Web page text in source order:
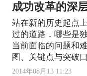
成功改革的深
站在新的历史起点
过的道路，哪些是
当前面临的问题和
图、关键点与突破口
2014年08月13 11:23